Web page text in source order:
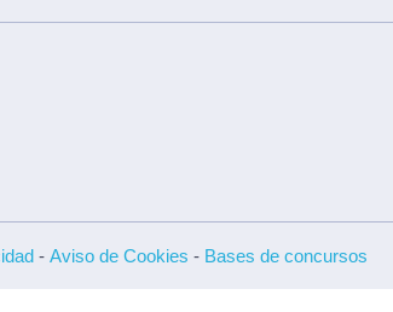
- Aviso de Cookies - Bases de concursos